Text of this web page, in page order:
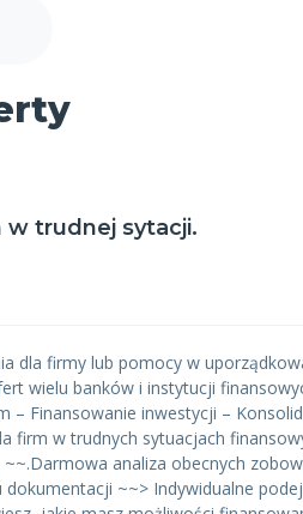
w trudnej sytacji.
dla firmy lub pomocy w
wielu banków i instytucji
– Finansowanie inwestycji –
firm w trudnych sytuacjach
analiza obecnych
~~> Indywidualne